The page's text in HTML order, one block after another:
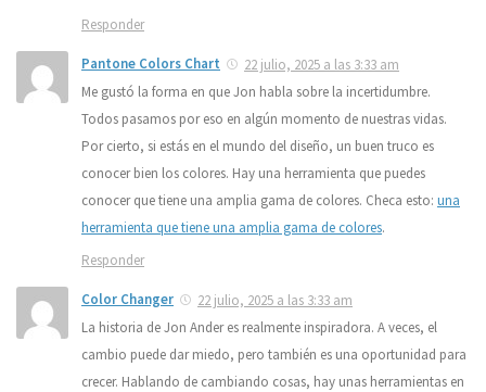
Responder
Pantone Colors Chart
22 julio, 2025 a las 3:33 am
Me gustó la forma en que Jon habla sobre la incertidumbre.
Todos pasamos por eso en algún momento de nuestras vidas.
Por cierto, si estás en el mundo del diseño, un buen truco es
conocer bien los colores. Hay una herramienta que puedes
conocer que tiene una amplia gama de colores. Checa esto: una
herramienta que tiene una amplia gama de colores.
Responder
Color Changer
22 julio, 2025 a las 3:33 am
La historia de Jon Ander es realmente inspiradora. A veces, el
cambio puede dar miedo, pero también es una oportunidad para
crecer. Hablando de cambiando cosas, hay unas herramientas en